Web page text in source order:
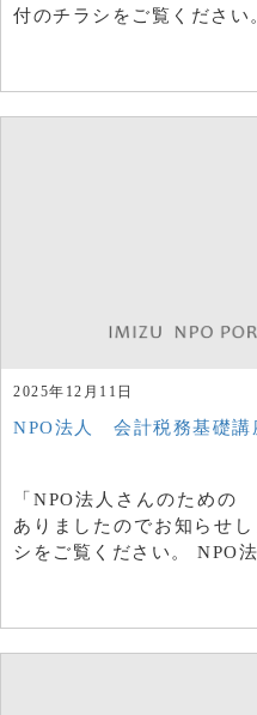
付のチラシをご覧ください
2025年12月11日
NPO法人 会計税務基礎講
「NPO法人さんのため
ありましたのでお知らせ
シをご覧ください。 NPO